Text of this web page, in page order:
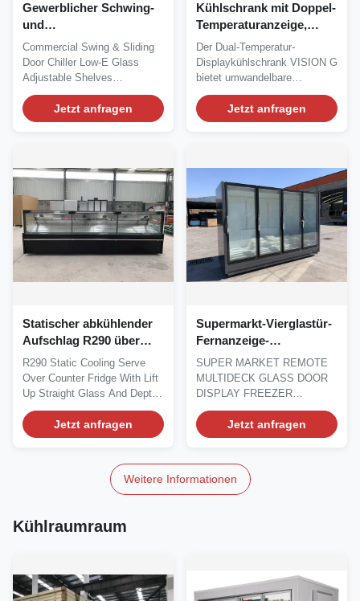
Gewerblicher Schwing-
und
Schiebetürkühlschrank
Low-E Glas Verstellbare
Einlegeböden
Panoramaseitenwand
Commercial Swing & Sliding
Door Chiller Low‑E Glass
Adjustable Shelves
Panoramic Endpanel Our...
Jetzt anfragen
Kühlschrank mit Doppel-
Temperaturanzeige,
automatischer Abtauung
und umweltfreundlichem
R290-Kältemittel
Der Dual-Temperatur-
Displaykühlschrank VISION G
bietet umwandelbare
Kühl-/Gefriermodi für...
Jetzt anfragen
Statischer abkühlender
Aufschlag R290 über
Gegenkühlschrank mit
Aufzug herauf gerades
Glas und Tiefe 115Cm
R290 Static Cooling Serve
Over Counter Fridge With Lift
Up Straight Glass And Depth
115 Cm Static...
Jetzt anfragen
Supermarkt-Vierglastür-
Fernanzeige-
Gefrierschränke
Multideck
SUPER MARKET REMOTE
MULTIDECK GLASS DOOR
DISPLAY FREEZER
CABINETS Our CRONUS
multideck vertical...
Jetzt anfragen
Weitere Informationen
Kühlraumraum